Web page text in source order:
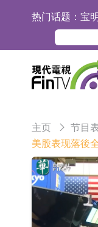
热门话题： 宝
标
送
及
卓
30
日
【
微
【
份
饰
【
展
【
主页 节目
美股表现落後